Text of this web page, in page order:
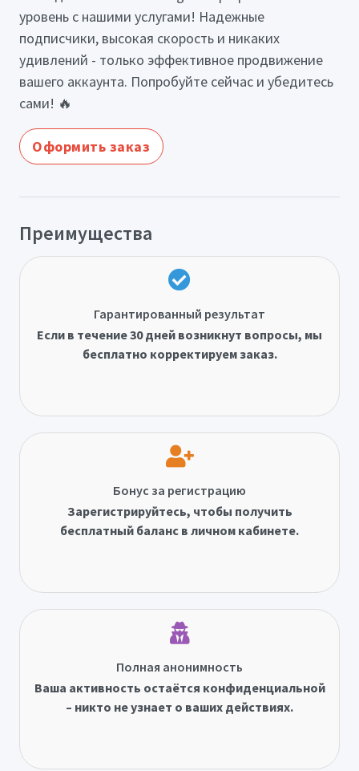
уровень с нашими услугами! Надежные
подписчики, высокая скорость и никаких
удивлений - только эффективное продвижение
вашего аккаунта. Попробуйте сейчас и убедитесь
сами! 🔥
Оформить заказ
Преимущества
Гарантированный результат
Если в течение 30 дней возникнут вопросы, мы
бесплатно корректируем заказ.
Бонус за регистрацию
Зарегистрируйтесь, чтобы получить
бесплатный баланс в личном кабинете.
Полная анонимность
Ваша активность остаётся конфиденциальной
– никто не узнает о ваших действиях.